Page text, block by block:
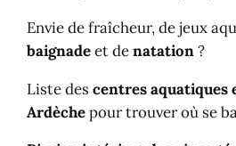
Envie de fraîcheur, de jeux
baignadeet denatation?
Liste descentres aquatiques
Ardèchepour trouver où se